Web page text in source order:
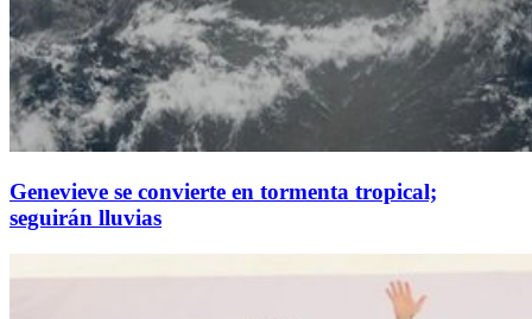
Genevieve se convierte en tormenta tropical;
seguirán lluvias